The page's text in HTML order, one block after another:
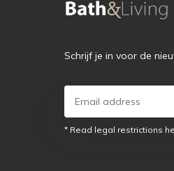
Schrijf je in voor de
* Read legal restrictions